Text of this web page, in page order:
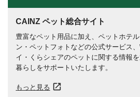
CAINZ ペット総合サイト
豊富なペット用品に加え、ペットホテ
ン・ペットフォトなどの公式サービス
イ・くらシェアのペットに関する情報
暮らしをサポートいたします。
もっと見る